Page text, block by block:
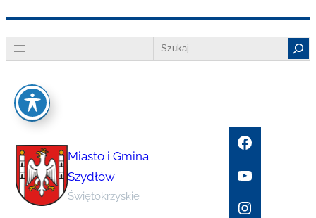
do
Search
Miasto i Gmina
Szydłów
Świętokrzyskie
Facebook
YouTube
Instagram